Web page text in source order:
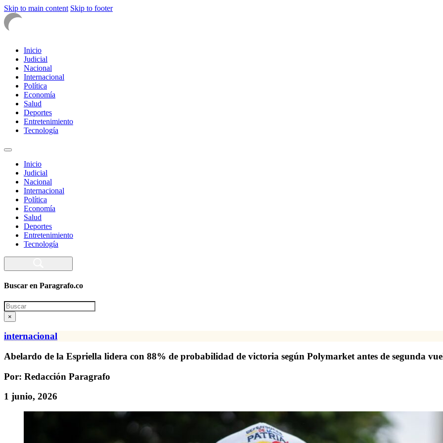
Skip to main content Skip to footer
Inicio
Judicial
Nacional
Internacional
Política
Economía
Salud
Deportes
Entretenimiento
Tecnología
Inicio
Judicial
Nacional
Internacional
Política
Economía
Salud
Deportes
Entretenimiento
Tecnología
Buscar en Paragrafo.co
Search
×
internacional
Abelardo de la Espriella lidera con 88% de probabilidad de victoria según Polymarket antes de segunda
Por: Redacción Paragrafo
1 junio, 2026